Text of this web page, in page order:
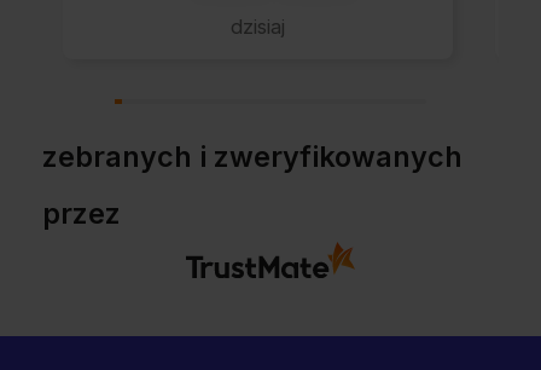
Jestem pozytywnie
dzisiaj
zebranych i zweryfikowanych
przez